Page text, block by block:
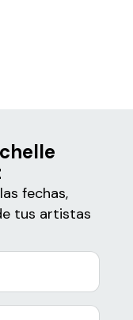
fechas,
tus artistas